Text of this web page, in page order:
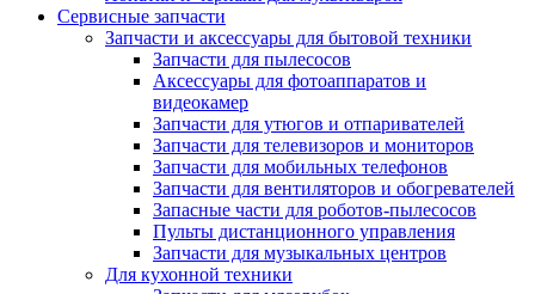
Сервисные запчасти
Запчасти и аксессуары для бытовой техники
Запчасти для пылесосов
Аксессуары для фотоаппаратов и
видеокамер
Запчасти для утюгов и отпаривателей
Запчасти для телевизоров и мониторов
Запчасти для мобильных телефонов
Запчасти для вентиляторов и обогревателей
Запасные части для роботов-пылесосов
Пульты дистанционного управления
Запчасти для музыкальных центров
Для кухонной техники